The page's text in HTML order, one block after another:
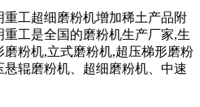
工超细磨粉机增加稀土产品附
工是全国的磨粉机生产厂家,生
粉机,立式磨粉机,超压梯形磨粉
辊磨粉机、超细磨粉机、中速